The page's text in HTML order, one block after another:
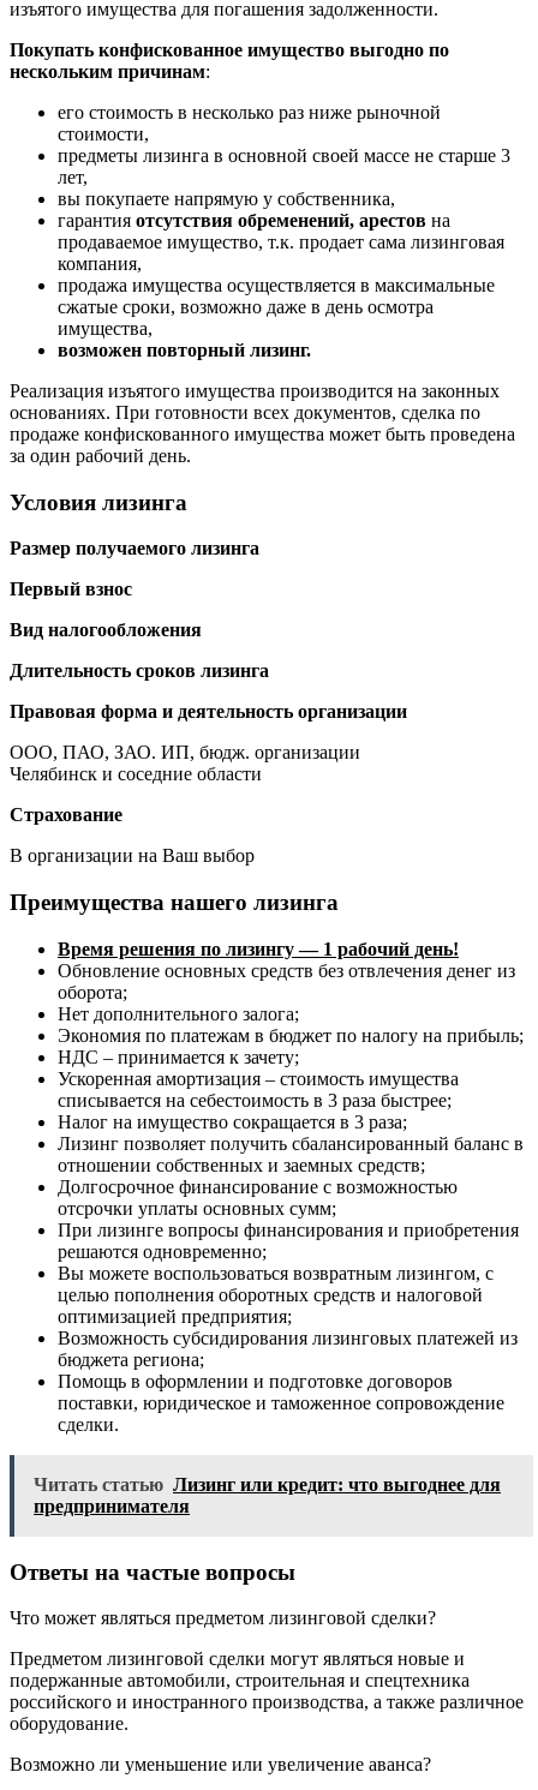
изъятого имущества для погашения задолженности.
Покупать конфискованное имущество выгодно по
нескольким причинам:
его стоимость в несколько раз ниже рыночной
стоимости,
предметы лизинга в основной своей массе не старше 3
лет,
вы покупаете напрямую у собственника,
гарантия отсутствия обременений, арестов на
продаваемое имущество, т.к. продает сама лизинговая
компания,
продажа имущества осуществляется в максимальные
сжатые сроки, возможно даже в день осмотра
имущества,
возможен повторный лизинг.
Реализация изъятого имущества производится на законных
основаниях. При готовности всех документов, сделка по
продаже конфискованного имущества может быть проведена
за один рабочий день.
Условия лизинга
Размер получаемого лизинга
Первый взнос
Вид налогообложения
Длительность сроков лизинга
Правовая форма и деятельность организации
ООО, ПАО, ЗАО. ИП, бюдж. организации
Челябинск и соседние области
Страхование
В организации на Ваш выбор
Преимущества нашего лизинга
Время решения по лизингу — 1 рабочий день!
Обновление основных средств без отвлечения денег из
оборота;
Нет дополнительного залога;
Экономия по платежам в бюджет по налогу на прибыль;
НДС – принимается к зачету;
Ускоренная амортизация – стоимость имущества
списывается на себестоимость в 3 раза быстрее;
Налог на имущество сокращается в 3 раза;
Лизинг позволяет получить сбалансированный баланс в
отношении собственных и заемных средств;
Долгосрочное финансирование с возможностью
отсрочки уплаты основных сумм;
При лизинге вопросы финансирования и приобретения
решаются одновременно;
Вы можете воспользоваться возвратным лизингом, с
целью пополнения оборотных средств и налоговой
оптимизацией предприятия;
Возможность субсидирования лизинговых платежей из
бюджета региона;
Помощь в оформлении и подготовке договоров
поставки, юридическое и таможенное сопровождение
сделки.
Читать статью Лизинг или кредит: что выгоднее для
предпринимателя
Ответы на частые вопросы
Что может являться предметом лизинговой сделки?
Предметом лизинговой сделки могут являться новые и
подержанные автомобили, строительная и спецтехника
российского и иностранного производства, а также различное
оборудование.
Возможно ли уменьшение или увеличение аванса?